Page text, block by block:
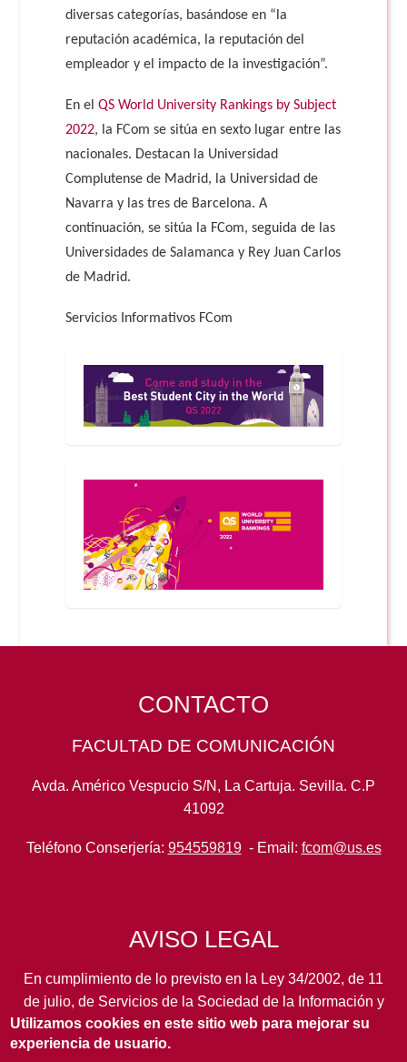
diversas categorías, basándose en “la
reputación académica, la reputación del
empleador y el impacto de la investigación”.
En elQS World University Rankings by Subject
2022, la FCom se sitúa en sexto lugar entre las
nacionales. Destacan la Universidad
Complutense de Madrid, la Universidad de
Navarra y las tres de Barcelona. A
continuación, se sitúa la FCom, seguida de las
Universidades de Salamanca y Rey Juan Carlos
de Madrid.
Servicios Informativos FCom
CONTACTO
FACULTAD DE COMUNICACIÓN
Avda. Américo Vespucio S/N, La Cartuja. Sevilla. C.P
41092
Teléfono Conserjería: 954559819- Email: fcom@us.es
AVISO LEGAL
En cumplimiento de lo previsto en la Ley 34/2002, de 11
de julio, de Servicios de la Sociedad de la Información y
de Comercio Electrónico, así como en otras normas de
legal aplicación, se pone en conocimiento de los
Utilizamos cookies en este sitio web para mejorar su
experiencia de usuario.